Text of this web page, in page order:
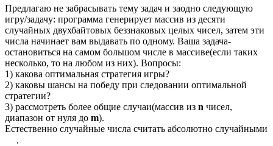
Предлагаю не забрасывать тему задач и заодно следующую
игру/задачу: программа генерирует массив из десяти
случайных двухбайтовых беззнаковых целых чисел, затем эти
числа начинает вам выдавать по одному. Ваша задача-
остановиться на самом большом числе в массиве(если таких
несколько, то на любом из них). Вопросы:
1) какова оптимальная стратегия игры?
2) каковы шансы на победу при следовании оптимальной
стратегии?
3) рассмотреть более общие случаи(массив из n чисел,
диапазон от нуля до m).
Естественно случайные числа считать абсолютно случайными
.